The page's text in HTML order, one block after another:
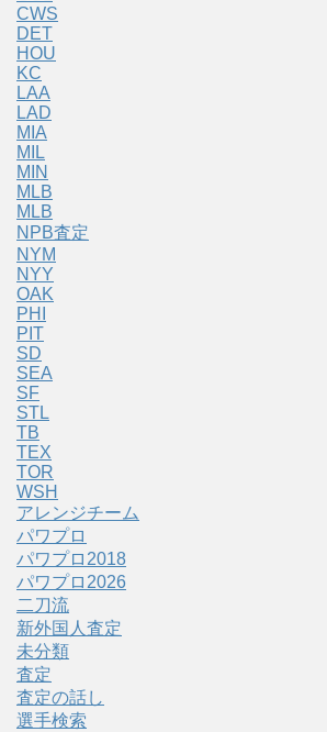
CWS
DET
HOU
KC
LAA
LAD
MIA
MIL
MIN
MLB
MLB
NPB査定
NYM
NYY
OAK
PHI
PIT
SD
SEA
SF
STL
TB
TEX
TOR
WSH
アレンジチーム
パワプロ
パワプロ2018
パワプロ2026
二刀流
新外国人査定
未分類
査定
査定の話し
選手検索